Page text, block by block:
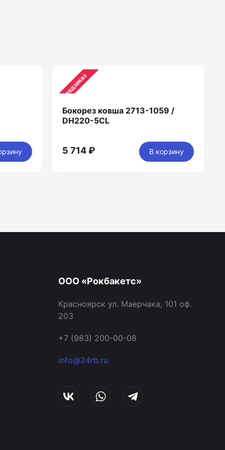
Предзаказ
Бокорез ковша 2713-1059 /
DH220-5CL
5 714 ₽ В корзину
ООО «Рокбакетс»
Красноярск ул. Маерчака, 101 оф.
203
+7 (983) 200-00-08
info@24rb.ru